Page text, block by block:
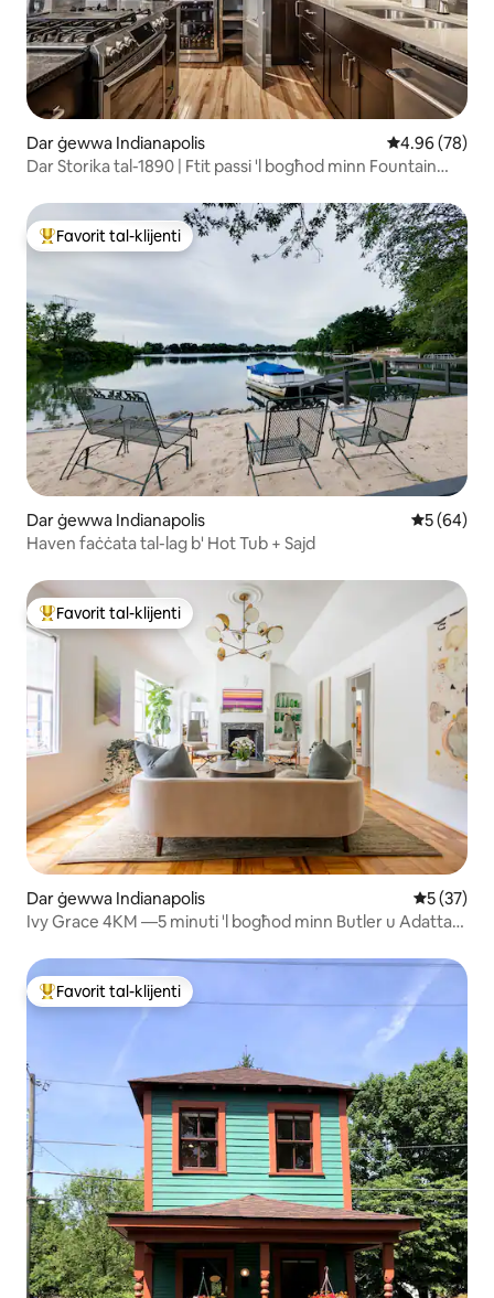
Dar ġewwa Indianapolis Rating medju
4.96 (78)
Dar Storika tal-1890 | Ftit passi 'l bogħod minn Fountain
Wieħed mill-aqwa favoriti tal-klijenti
Favorit tal-klijenti
Dar ġewwa Indianapolis Rating
5 (64)
Haven faċċata tal-lag b' Hot Tub + Sajd
Wieħed mill-aqwa favoriti tal-klijenti
Favorit tal-klijenti
Dar ġewwa Indianapolis Rating
5 (37)
Ivy Grace 4KM —5 minuti 'l bogħod minn Butler u Adattat
Wieħed mill-aqwa favoriti tal-klijenti
Favorit tal-klijenti